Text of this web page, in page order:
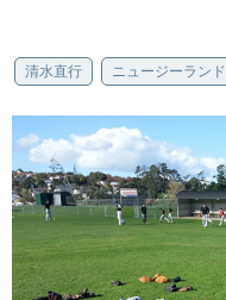
清水直行 ニュージーランド